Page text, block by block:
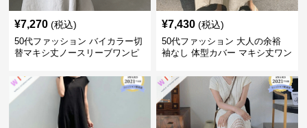
¥7,270 (税込)
50代ファッション バイカラー切
替マキシ丈ノースリーブワンピ
¥7,430 (税込)
50代ファッション 大人の余裕
袖なし 体型カバー マキシ丈ワン